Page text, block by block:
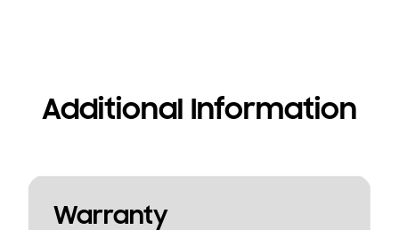
Additional Information
Warranty